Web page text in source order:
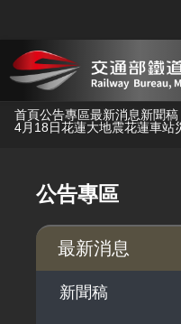
跳到主要內容
首頁公告專區最新消息新聞稿
4月18日花蓮大地震花蓮車站
公告專區
最新消息
新聞稿